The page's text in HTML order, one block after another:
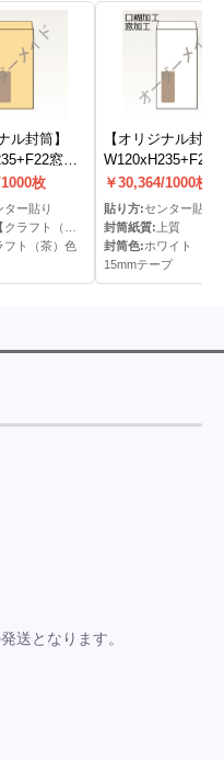
ル封筒】
窓明
貼)枚
ター貼り
【クラフト（＝半晒クラフト）】
フト（茶）色
【オリジナル封筒
W120xH235+F22
封筒(15mmテープ
貼)
￥30,364/1000枚
貼り方:センター貼り
封筒紙質: 上質
封筒色:ホワイト
15mmテープ
送となります。